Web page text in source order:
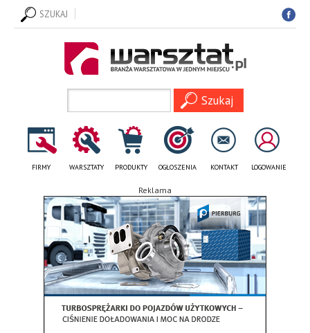
SZUKAJ
FIRMY WARSZTATY PRODUKTY OGŁOSZENIA KONTAKT LOGOWANIE
Reklama